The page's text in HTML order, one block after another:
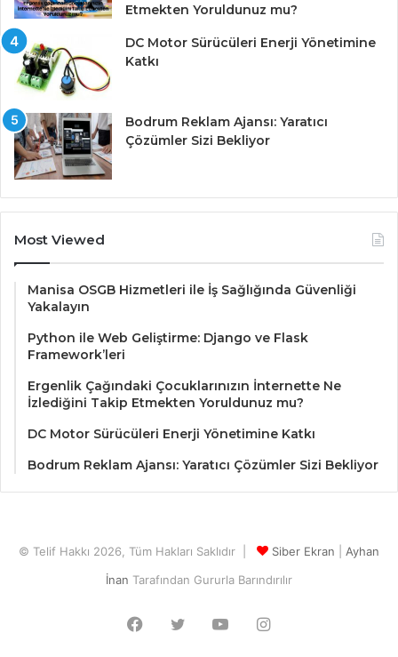
Etmekten Yoruldunuz mu?
DC Motor Sürücüleri Enerji Yönetimine
Katkı
Bodrum Reklam Ajansı: Yaratıcı
Çözümler Sizi Bekliyor
Most Viewed
Manisa OSGB Hizmetleri ile İş Sağlığında Güvenliği
Yakalayın
Python ile Web Geliştirme: Django ve Flask
Framework’leri
Ergenlik Çağındaki Çocuklarınızın İnternette Ne
İzlediğini Takip Etmekten Yoruldunuz mu?
DC Motor Sürücüleri Enerji Yönetimine Katkı
Bodrum Reklam Ajansı: Yaratıcı Çözümler Sizi Bekliyor
© Telif Hakkı 2026, Tüm Hakları Saklıdır | Siber Ekran
Ayhan
İnan Tarafından Gururla Barındırılır
Facebook
Twitter YouTubeInstagram